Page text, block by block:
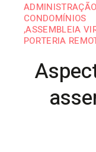
CONDOMÍNIOS
,ASSEMBLEIA
PORTERIA